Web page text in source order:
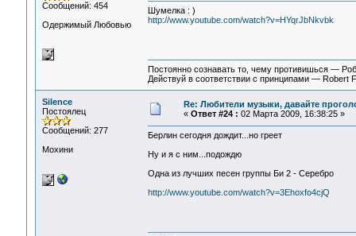
Сообщений: 454
Одержимый Любовью
Шумелка : )
http://www.youtube.com/watch?v=HYqrJbNkvbk
Постоянно сознавать то, чему противишься —
Действуй в соответствии с принципами — Robert
Silence
Постоялец
Сообщений: 277
Мохини
Re: Любители музыки, давайте
« Ответ #24 : 02 Марта 2009, 16:38:25 »
Берлин сегодня дождит...но греет
Ну и я с ним...подождю
Одна из лучших песен группы Би 2 - Серебро
http://www.youtube.com/watch?v=3Ehoxfo4cjQ